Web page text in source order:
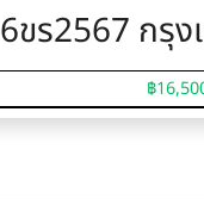
6ขร2567 กรุ
฿